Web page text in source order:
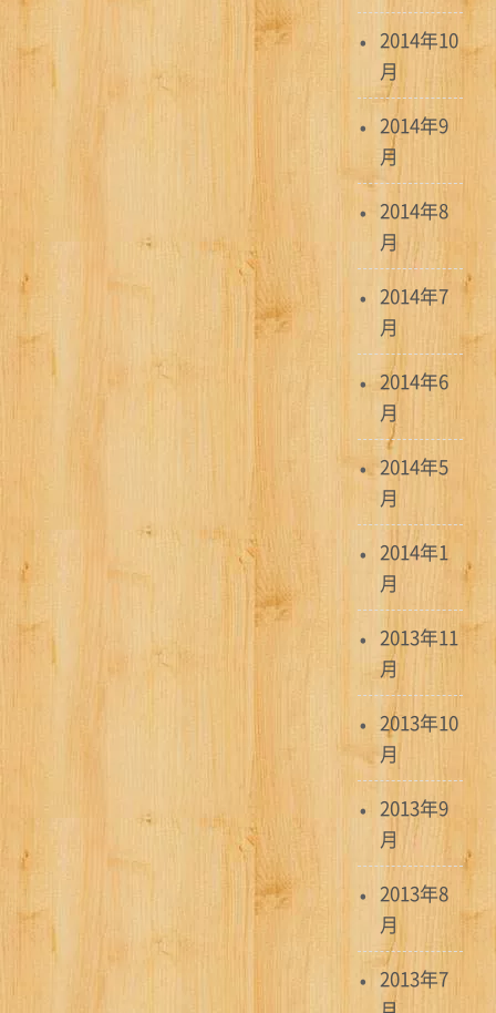
2014年10
月
2014年9
月
2014年8
月
2014年7
月
2014年6
月
2014年5
月
2014年1
月
2013年11
月
2013年10
月
2013年9
月
2013年8
月
2013年7